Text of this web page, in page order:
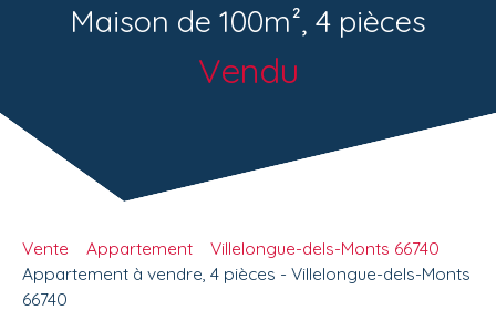
Maison de 100m², 4 pièces
Vendu
Vente Appartement
Villelongue-dels-Monts 66740
Appartement à vendre, 4 pièces - Villelongue-dels-Monts
66740